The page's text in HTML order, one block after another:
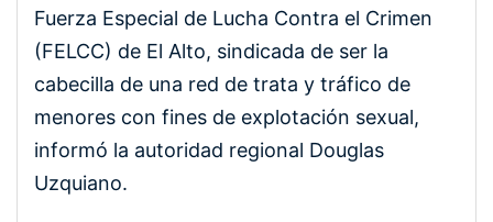
Fuerza Especial de Lucha Contra el Crimen
(FELCC) de El Alto, sindicada de ser la
cabecilla de una red de trata y tráfico de
menores con fines de explotación sexual,
informó la autoridad regional Douglas
Uzquiano.